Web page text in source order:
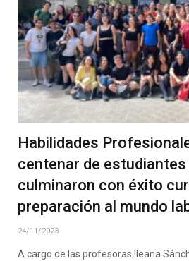
Habilidades
centenar de estudiantes
culminaron con éxito
preparación al mundo
24/11/2023
A cargo de las profesoras Ileana